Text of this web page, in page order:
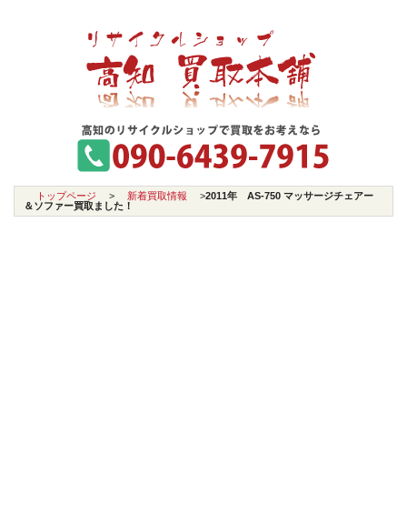
トップページ > 新着買取情報 >2011年 AS-750 マッサージチェアー
＆ソファー買取ました！